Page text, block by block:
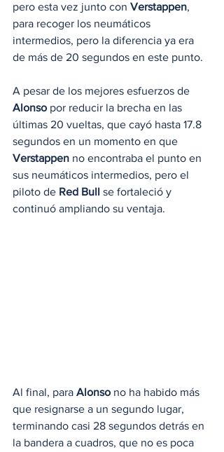
pero esta vez junto con Verstappen,
para recoger los neumáticos
intermedios, pero la diferencia ya era
de más de 20 segundos en este punto.
A pesar de los mejores esfuerzos de
Alonso por reducir la brecha en las
últimas 20 vueltas, que cayó hasta 17.8
segundos en un momento en que
Verstappen no encontraba el punto en
sus neumáticos intermedios, pero el
piloto de Red Bull se fortaleció y
continuó ampliando su ventaja.
Al final, para Alonso no ha habido más
que resignarse a un segundo lugar,
terminando casi 28 segundos detrás en
la bandera a cuadros, que no es poca